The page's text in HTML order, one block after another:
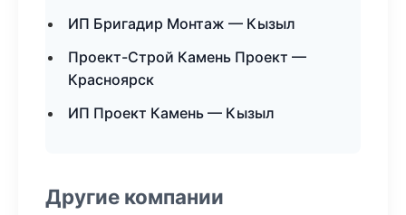
ИП Бригадир Монтаж — Кызыл
Проект-Строй Камень Проект —
Красноярск
ИП Проект Камень — Кызыл
Другие компании